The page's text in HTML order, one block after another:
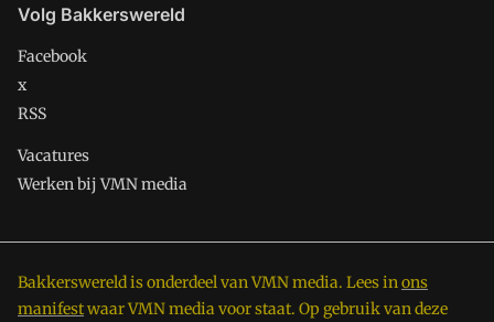
Volg Bakkerswereld
Facebook
x
RSS
Vacatures
Werken bij VMN media
Bakkerswereld is onderdeel van VMN media. Lees inons
manifestwaar VMN media voor staat. Op gebruik van deze